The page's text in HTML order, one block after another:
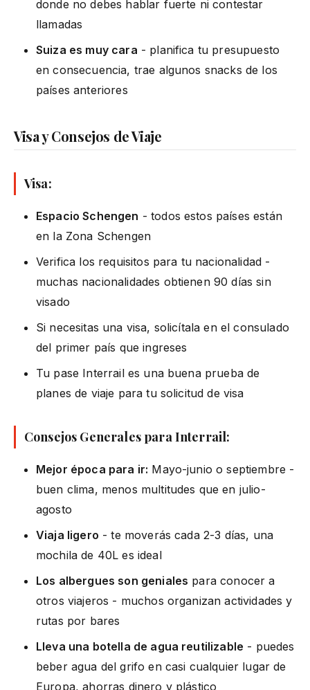
donde no debes hablar fuerte ni contestar
llamadas
Suiza es muy cara - planifica tu presupuesto
en consecuencia, trae algunos snacks de los
países anteriores
Visa y Consejos de Viaje
Visa:
Espacio Schengen - todos estos países están
en la Zona Schengen
Verifica los requisitos para tu nacionalidad -
muchas nacionalidades obtienen 90 días sin
visado
Si necesitas una visa, solicítala en el consulado
del primer país que ingreses
Tu pase Interrail es una buena prueba de
planes de viaje para tu solicitud de visa
Consejos Generales para Interrail:
Mejor época para ir: Mayo-junio o septiembre -
buen clima, menos multitudes que en julio-
agosto
Viaja ligero - te moverás cada 2-3 días, una
mochila de 40L es ideal
Los albergues son geniales para conocer a
otros viajeros - muchos organizan actividades y
rutas por bares
Lleva una botella de agua reutilizable - puedes
beber agua del grifo en casi cualquier lugar de
Europa, ahorras dinero y plástico